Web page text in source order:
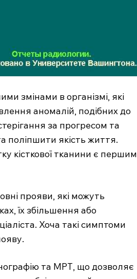
змінами в організмі, які
аномалій, подібних до
за прогресом та
поліпшити якість життя.
кісткової тканини є першим
прояви, які можуть
їх збільшення або
Хоча такі симптоми
та МРТ, що дозволяє